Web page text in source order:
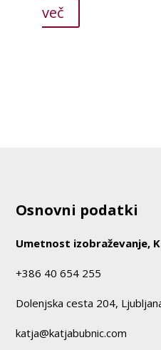
več
Osnovni podatki
Umetnost izobraževanje,
+386 40 654 255
Dolenjska cesta 204,
katja@katjabubnic.com